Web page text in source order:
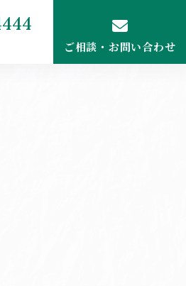
ご相談・お問い合わせ